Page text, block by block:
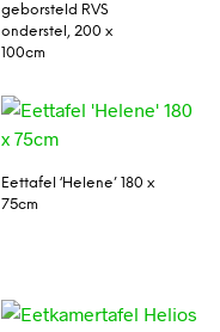
geborsteld RVS
onderstel, 200 x
100cm
Eettafel ‘Helene’ 180 x
75cm